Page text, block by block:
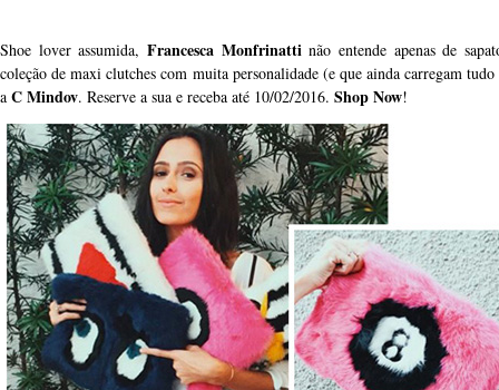
Shoe lover assumida, Francesca Monfrinattinão entende apenas de
coleção de maxi clutches com muita personalidade (e que ainda carregam
a C Mindov. Reserve a sua e receba até 10/02/2016. Shop Now!